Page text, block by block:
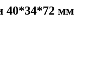
40*34*72 мм